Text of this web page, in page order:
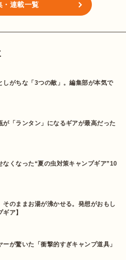
・連載一覧
がちな「3つの敵」。編集部が本気で
「ランタン」になるギアが最高だった
なくなった“夏の虫対策キャンプギア”10
のままお湯が沸かせる。発想がおもし
ア】
が驚いた「衝撃的すぎキャンプ道具」